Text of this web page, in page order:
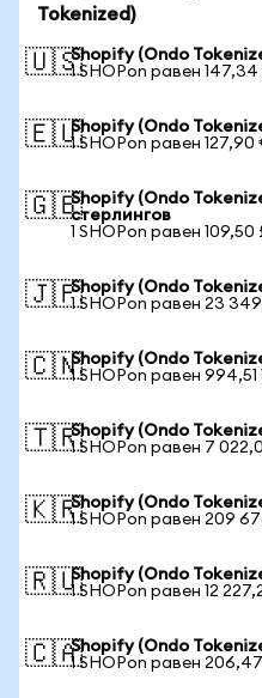
Tokenized)
🇺🇸Shopify (Ondo
1 SHOPon равен 147,34
🇪🇺Shopify (Ondo
1 SHOPon равен 127,90
🇬🇧Shopify (Ondo
стерлингов
1 SHOPon равен 109,50
🇯🇵Shopify (Ondo
1 SHOPon равен 23
🇨🇳Shopify (Ondo
1 SHOPon равен 994,51
🇹🇷Shopify (Ondo
1 SHOPon равен 7
🇰🇷Shopify (Ondo
1 SHOPon равен 209
🇷🇺Shopify (Ondo
1 SHOPon равен 12
🇨🇦Shopify (Ondo
1 SHOPon равен